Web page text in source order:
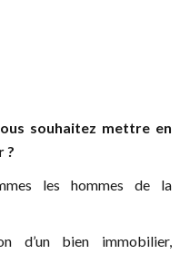
souhaitez mettre en
?
les hommes de la
d’un bien immobilier,